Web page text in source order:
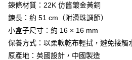
鍊條材質：22K 仿舊鍍金黃銅
鍊長：約 51 cm（附滑珠調節）
小盒子尺寸：約 16 × 16 mm
保養方式：以柔軟乾布輕拭，避免接觸
原產地：英國設計，中國製造